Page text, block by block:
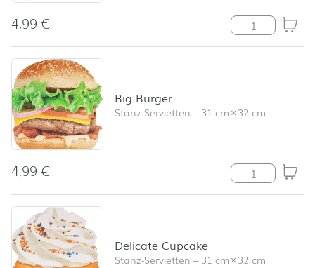
4,99€ Christmas
Big Burger
Stanz-Servietten –31 cm×32 cm
4,99€ Big Burger
Delicate Cupcake
Stanz-Servietten –31 cm×32 cm